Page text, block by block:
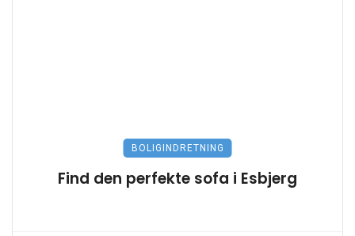
BOLIGINDRETNING
Find den perfekte sofa i Esbjerg